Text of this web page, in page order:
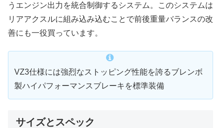
うエンジン出力を統合制御するシステム。このシステムは
リアアクスルに組み込み込むことで前後重量バランスの改
善にも一役買っています。
VZ3仕様には強烈なストッピング性能を誇るブレンボ
製ハイパフォーマンスブレーキを標準装備
サイズとスペック